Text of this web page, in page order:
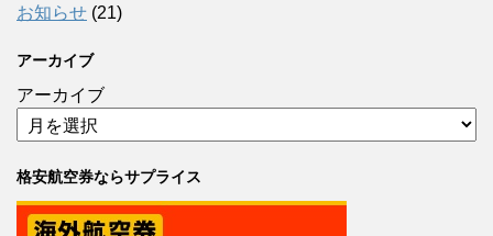
お知らせ (21)
アーカイブ
アーカイブ
格安航空券ならサプライス